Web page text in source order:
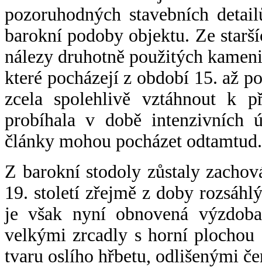
pozoruhodných stavebních
barokní podoby objektu. Ze
nálezy druhotně použitých
které pocházejí z období 15. až
zcela spolehlivě vztáhnout k
probíhala v době intenzivních
články mohou pocházet odtamtud.
Z barokní stodoly zůstaly za
19. století zřejmě z doby
je však nyní obnovená
velkými zrcadly s horní
tvaru oslího hřbetu, odlišenými